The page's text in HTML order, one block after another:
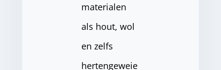
materialen
als hout, wol
en zelfs
hertengeweie